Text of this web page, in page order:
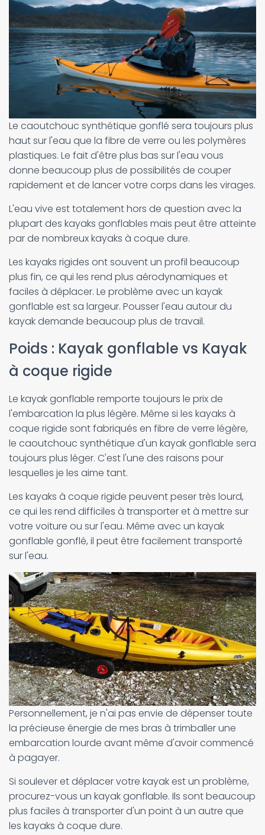
Le caoutchouc synthétique gonflé sera toujours plus
haut sur l'eau que la fibre de verre ou les polymères
plastiques. Le fait d'être plus bas sur l'eau vous
donne beaucoup plus de possibilités de couper
rapidement et de lancer votre corps dans les virages.
L'eau vive est totalement hors de question avec la
plupart des kayaks gonflables mais peut être atteinte
par de nombreux kayaks à coque dure.
Les kayaks rigides ont souvent un profil beaucoup
plus fin, ce qui les rend plus aérodynamiques et
faciles à déplacer. Le problème avec un kayak
gonflable est sa largeur. Pousser l'eau autour du
kayak demande beaucoup plus de travail.
Poids : Kayak gonflable vs Kayak
à coque rigide
Le kayak gonflable remporte toujours le prix de
l'embarcation la plus légère. Même si les kayaks à
coque rigide sont fabriqués en fibre de verre légère,
le caoutchouc synthétique d'un kayak gonflable sera
toujours plus léger. C'est l'une des raisons pour
lesquelles je les aime tant.
Les kayaks à coque rigide peuvent peser très lourd,
ce qui les rend difficiles à transporter et à mettre sur
votre voiture ou sur l'eau. Même avec un kayak
gonflable gonflé, il peut être facilement transporté
sur l'eau.
Personnellement, je n'ai pas envie de dépenser toute
la précieuse énergie de mes bras à trimballer une
embarcation lourde avant même d'avoir commencé
à pagayer.
Si soulever et déplacer votre kayak est un problème,
procurez-vous un kayak gonflable. Ils sont beaucoup
plus faciles à transporter d'un point à un autre que
les kayaks à coque dure.